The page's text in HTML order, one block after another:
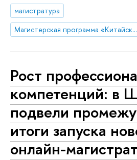
магистратура
Магистерская программа «Китайский язык в межкультурной бизнес-коммуникации»
Рост
компетенций: в
подвели
итоги запуска
онлайн-